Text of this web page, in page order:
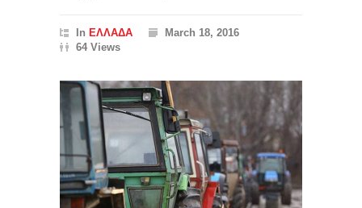
In ΕΛΛΑΔΑ
March 18, 2016
64 Views